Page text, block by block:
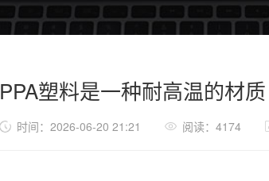
PPA塑料是一种耐高温的材质
时间：2026-06-20 21:21 阅读：4174